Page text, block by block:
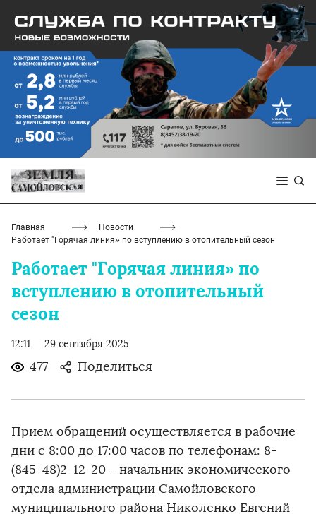
Главная
Новости
Работает "Горячая линия» по вступлению в отопительный сезон
Работает "Горячая линия» по
вступлению в отопительный
сезон
12:11 29 сентября 2025
477 Поделиться
Прием обращений осуществляется в рабочие
дни с 8:00 до 17:00 часов по телефонам: 8-
(845-48)2-12-20 - начальник экономического
отдела администрации Самойловского
муниципального района Николенко Евгений